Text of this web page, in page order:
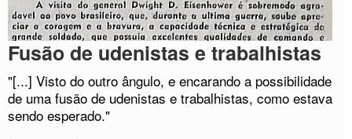
Fusão de udenistas e trabalhistas
"[...] Visto do outro ângulo, e encarando a possibilidade
de uma fusão de udenistas e trabalhistas, como estava
sendo esperado."